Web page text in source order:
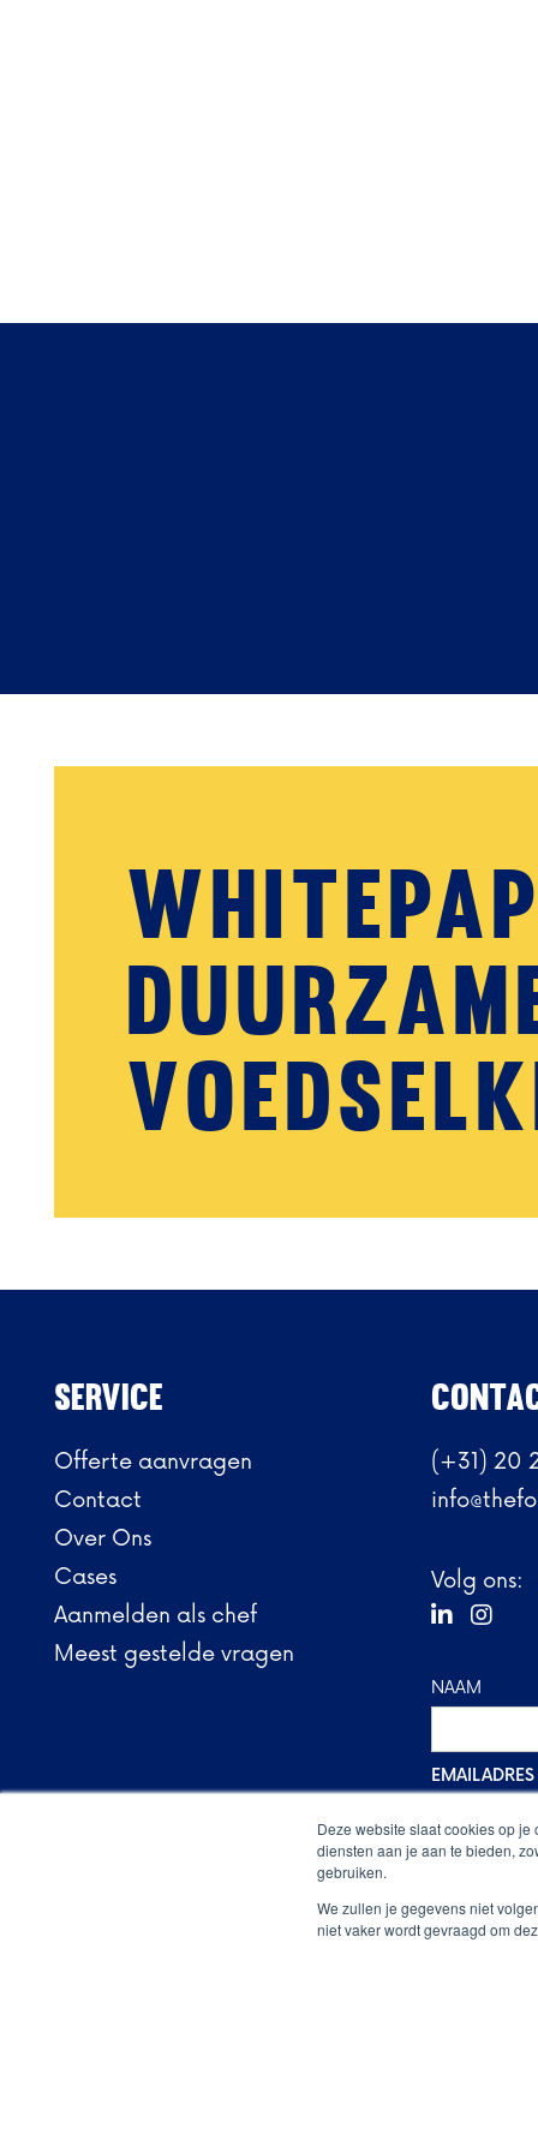
Deze website slaat cookies op
diensten aan je aan te bieden,
gebruiken.
We zullen je gegevens niet
niet vaker wordt gevraagd om
Service
Offerte aanvragen
Contact
Over Ons
Cases
Aanmelden als chef
Meest gestelde vragen
(+31) 20
Volg ons:
 
NAAM
EMAILADRES